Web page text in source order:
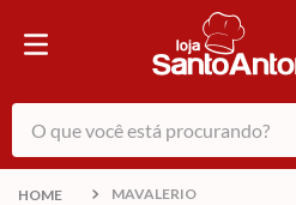
O que você está procurando?
MAVALERIO